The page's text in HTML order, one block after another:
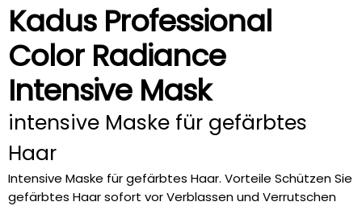
Kadus Professional
Color Radiance
Intensive Mask
intensive Maske für gefärbtes
Haar
Intensive Maske für gefärbtes Haar. Vorteile Schützen Sie
gefärbtes Haar sofort vor Verblassen und Verrutschen